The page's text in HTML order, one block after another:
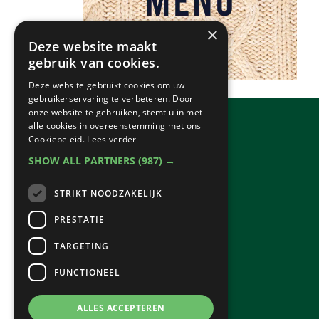
×
Deze website maakt
gebruik van cookies.
Deze website gebruikt cookies om uw
gebruikerservaring te verbeteren. Door
onze website te gebruiken, stemt u in met
alle cookies in overeenstemming met ons
Cookiebeleid. Lees verder
SHOW ALL PARTNERS (987) →
STRIKT NOODZAKELIJK
PRESTATIE
TARGETING
FUNCTIONEEL
ALLES ACCEPTEREN